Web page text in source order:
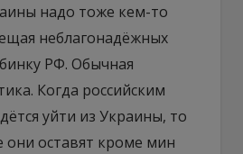
надо тоже кем-то
неблагонадёжных
РФ. Обычная
Когда российским
уйти из Украины, то
они оставят кроме мин